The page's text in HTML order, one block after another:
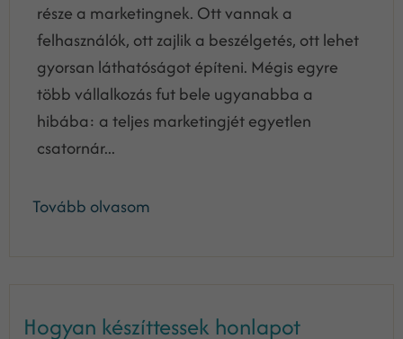
része a marketingnek. Ott vannak a
felhasználók, ott zajlik a beszélgetés, ott lehet
gyorsan láthatóságot építeni. Mégis egyre
több vállalkozás fut bele ugyanabba a
hibába: a teljes marketingjét egyetlen
csatornár...
Tovább olvasom
Hogyan készíttessek honlapot